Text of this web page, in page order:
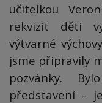
učitelkou
rekvizit děti
výtvarné
jsme připravily
pozvánky.
představení -